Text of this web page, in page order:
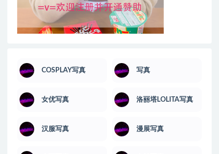
COSPLAY写真 写真
女优写真 洛丽塔LOLITA写真
汉服写真 漫展写真